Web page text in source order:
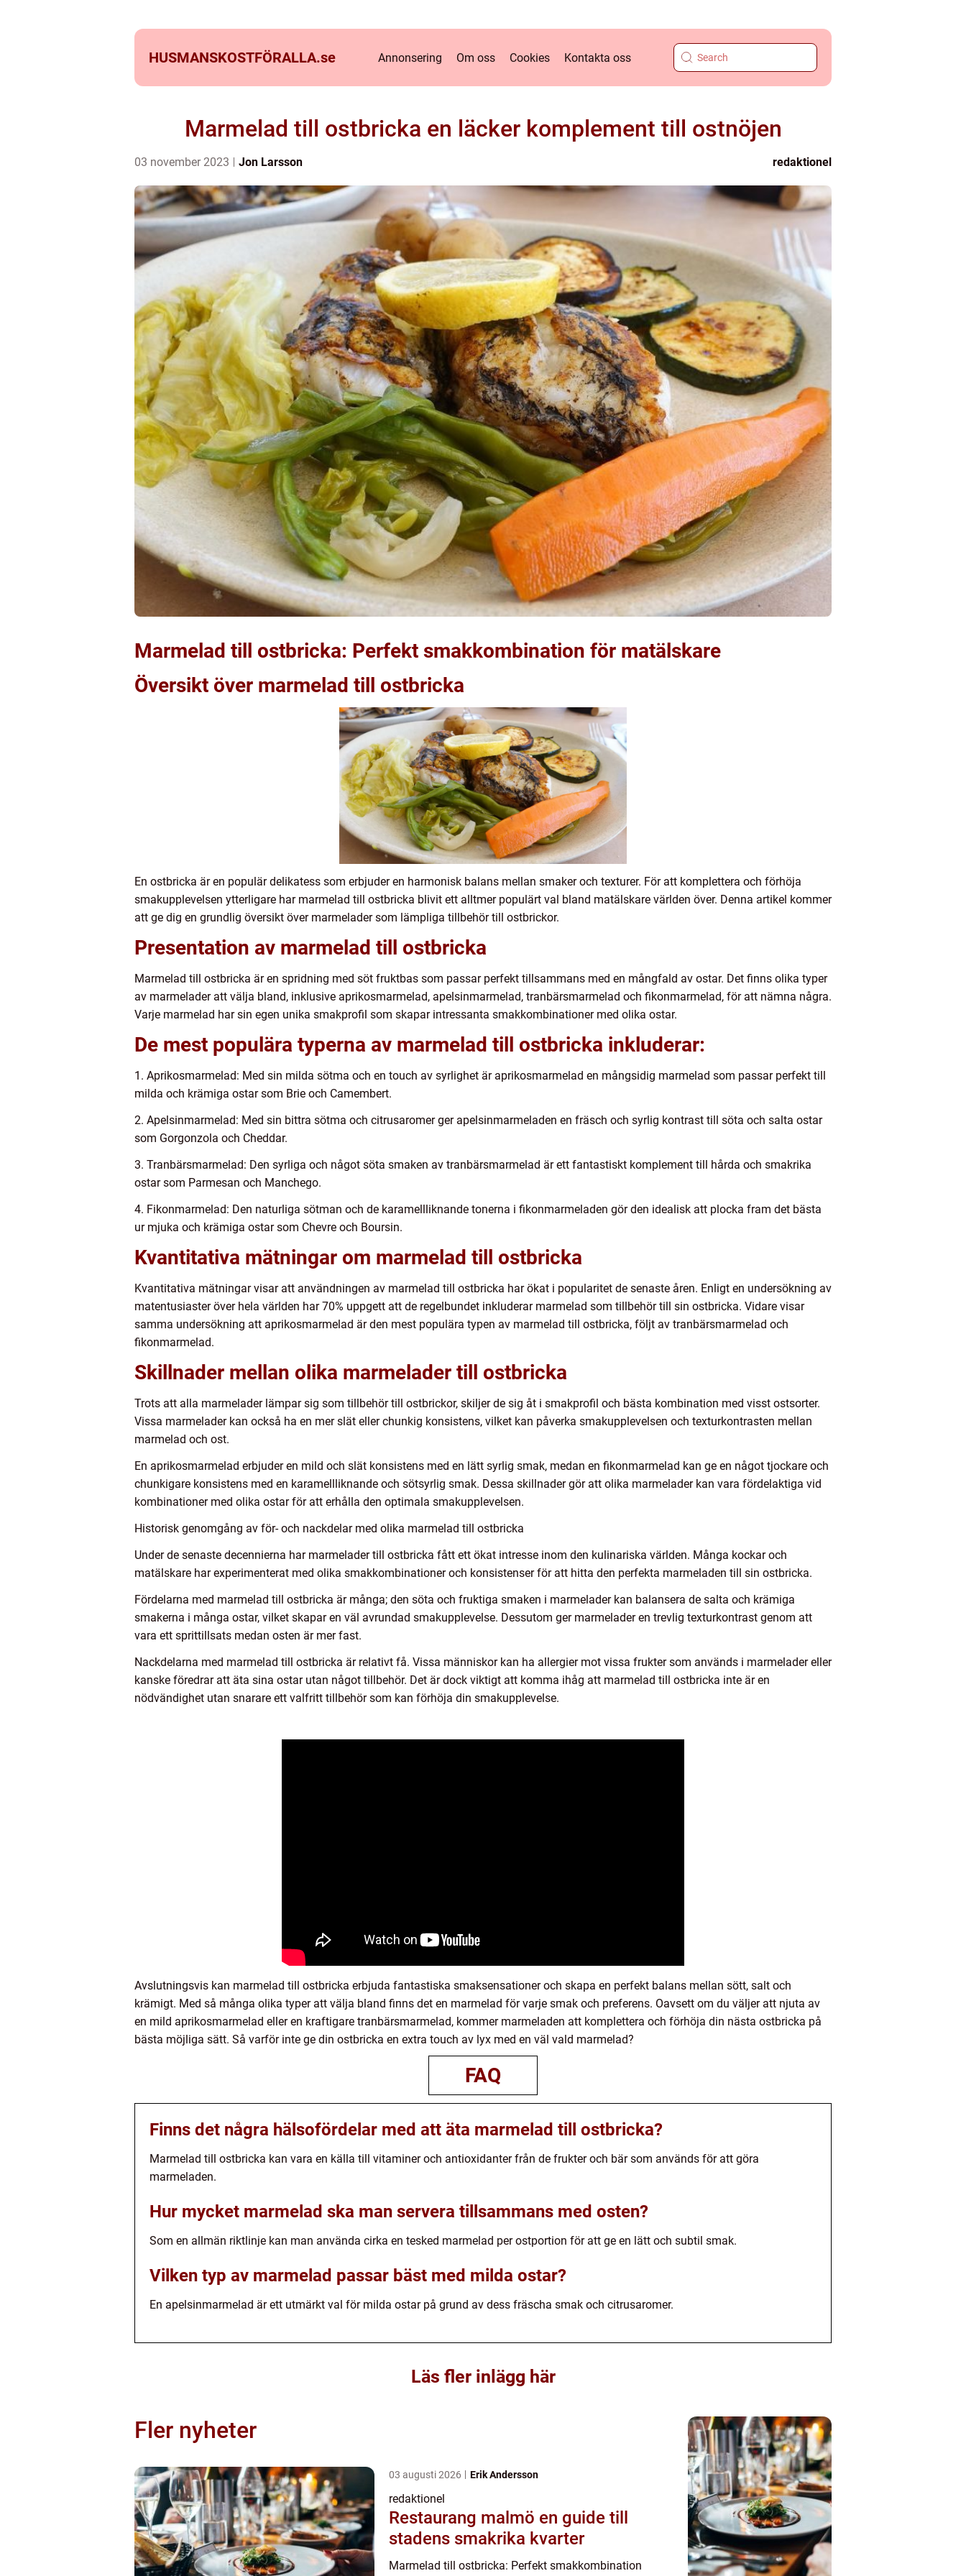
HUSMANSKOSTFÖRALLA.se Annonsering Om oss Cookies Kontakta oss
Marmelad till ostbricka en läcker komplement till ostnöjen
03 november 2023 Jon Larsson redaktionel
Marmelad till ostbricka: Perfekt smakkombination för matälskare
Översikt över marmelad till ostbricka
En ostbricka är en populär delikatess som erbjuder en harmonisk balans mellan smaker och texturer. För att komplettera och förhöja
smakupplevelsen ytterligare har marmelad till ostbricka blivit ett alltmer populärt val bland matälskare världen över. Denna artikel kommer
att ge dig en grundlig översikt över marmelader som lämpliga tillbehör till ostbrickor.
Presentation av marmelad till ostbricka
Marmelad till ostbricka är en spridning med söt fruktbas som passar perfekt tillsammans med en mångfald av ostar. Det finns olika typer
av marmelader att välja bland, inklusive aprikosmarmelad, apelsinmarmelad, tranbärsmarmelad och fikonmarmelad, för att nämna några.
Varje marmelad har sin egen unika smakprofil som skapar intressanta smakkombinationer med olika ostar.
De mest populära typerna av marmelad till ostbricka inkluderar:
1. Aprikosmarmelad: Med sin milda sötma och en touch av syrlighet är aprikosmarmelad en mångsidig marmelad som passar perfekt till
milda och krämiga ostar som Brie och Camembert.
2. Apelsinmarmelad: Med sin bittra sötma och citrusaromer ger apelsinmarmeladen en fräsch och syrlig kontrast till söta och salta ostar
som Gorgonzola och Cheddar.
3. Tranbärsmarmelad: Den syrliga och något söta smaken av tranbärsmarmelad är ett fantastiskt komplement till hårda och smakrika
ostar som Parmesan och Manchego.
4. Fikonmarmelad: Den naturliga sötman och de karamellliknande tonerna i fikonmarmeladen gör den idealisk att plocka fram det bästa
ur mjuka och krämiga ostar som Chevre och Boursin.
Kvantitativa mätningar om marmelad till ostbricka
Kvantitativa mätningar visar att användningen av marmelad till ostbricka har ökat i popularitet de senaste åren. Enligt en undersökning av
matentusiaster över hela världen har 70% uppgett att de regelbundet inkluderar marmelad som tillbehör till sin ostbricka. Vidare visar
samma undersökning att aprikosmarmelad är den mest populära typen av marmelad till ostbricka, följt av tranbärsmarmelad och
fikonmarmelad.
Skillnader mellan olika marmelader till ostbricka
Trots att alla marmelader lämpar sig som tillbehör till ostbrickor, skiljer de sig åt i smakprofil och bästa kombination med visst ostsorter.
Vissa marmelader kan också ha en mer slät eller chunkig konsistens, vilket kan påverka smakupplevelsen och texturkontrasten mellan
marmelad och ost.
En aprikosmarmelad erbjuder en mild och slät konsistens med en lätt syrlig smak, medan en fikonmarmelad kan ge en något tjockare och
chunkigare konsistens med en karamellliknande och sötsyrlig smak. Dessa skillnader gör att olika marmelader kan vara fördelaktiga vid
kombinationer med olika ostar för att erhålla den optimala smakupplevelsen.
Historisk genomgång av för- och nackdelar med olika marmelad till ostbricka
Under de senaste decennierna har marmelader till ostbricka fått ett ökat intresse inom den kulinariska världen. Många kockar och
matälskare har experimenterat med olika smakkombinationer och konsistenser för att hitta den perfekta marmeladen till sin ostbricka.
Fördelarna med marmelad till ostbricka är många; den söta och fruktiga smaken i marmelader kan balansera de salta och krämiga
smakerna i många ostar, vilket skapar en väl avrundad smakupplevelse. Dessutom ger marmelader en trevlig texturkontrast genom att
vara ett sprittillsats medan osten är mer fast.
Nackdelarna med marmelad till ostbricka är relativt få. Vissa människor kan ha allergier mot vissa frukter som används i marmelader eller
kanske föredrar att äta sina ostar utan något tillbehör. Det är dock viktigt att komma ihåg att marmelad till ostbricka inte är en
nödvändighet utan snarare ett valfritt tillbehör som kan förhöja din smakupplevelse.
Avslutningsvis kan marmelad till ostbricka erbjuda fantastiska smaksensationer och skapa en perfekt balans mellan sött, salt och
krämigt. Med så många olika typer att välja bland finns det en marmelad för varje smak och preferens. Oavsett om du väljer att njuta av
en mild aprikosmarmelad eller en kraftigare tranbärsmarmelad, kommer marmeladen att komplettera och förhöja din nästa ostbricka på
bästa möjliga sätt. Så varför inte ge din ostbricka en extra touch av lyx med en väl vald marmelad?
FAQ
Finns det några hälsofördelar med att äta marmelad till ostbricka?
Marmelad till ostbricka kan vara en källa till vitaminer och antioxidanter från de frukter och bär som används för att göra
marmeladen.
Hur mycket marmelad ska man servera tillsammans med osten?
Som en allmän riktlinje kan man använda cirka en tesked marmelad per ostportion för att ge en lätt och subtil smak.
Vilken typ av marmelad passar bäst med milda ostar?
En apelsinmarmelad är ett utmärkt val för milda ostar på grund av dess fräscha smak och citrusaromer.
Läs fler inlägg här
Fler nyheter
03 augusti 2026 Erik Andersson
redaktionel
Restaurang malmö en guide till
stadens smakrika kvarter
Marmelad till ostbricka: Perfekt smakkombination